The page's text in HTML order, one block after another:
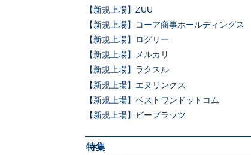
【新規上場】ZUU
【新規上場】コーア商事ホールディングス
【新規上場】ログリー
【新規上場】メルカリ
【新規上場】ラクスル
【新規上場】エヌリンクス
【新規上場】ベストワンドットコム
【新規上場】ビープラッツ
特集